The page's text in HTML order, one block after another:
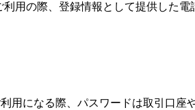
用の際、登録情報として提供した
用になる際、パスワードは取引口